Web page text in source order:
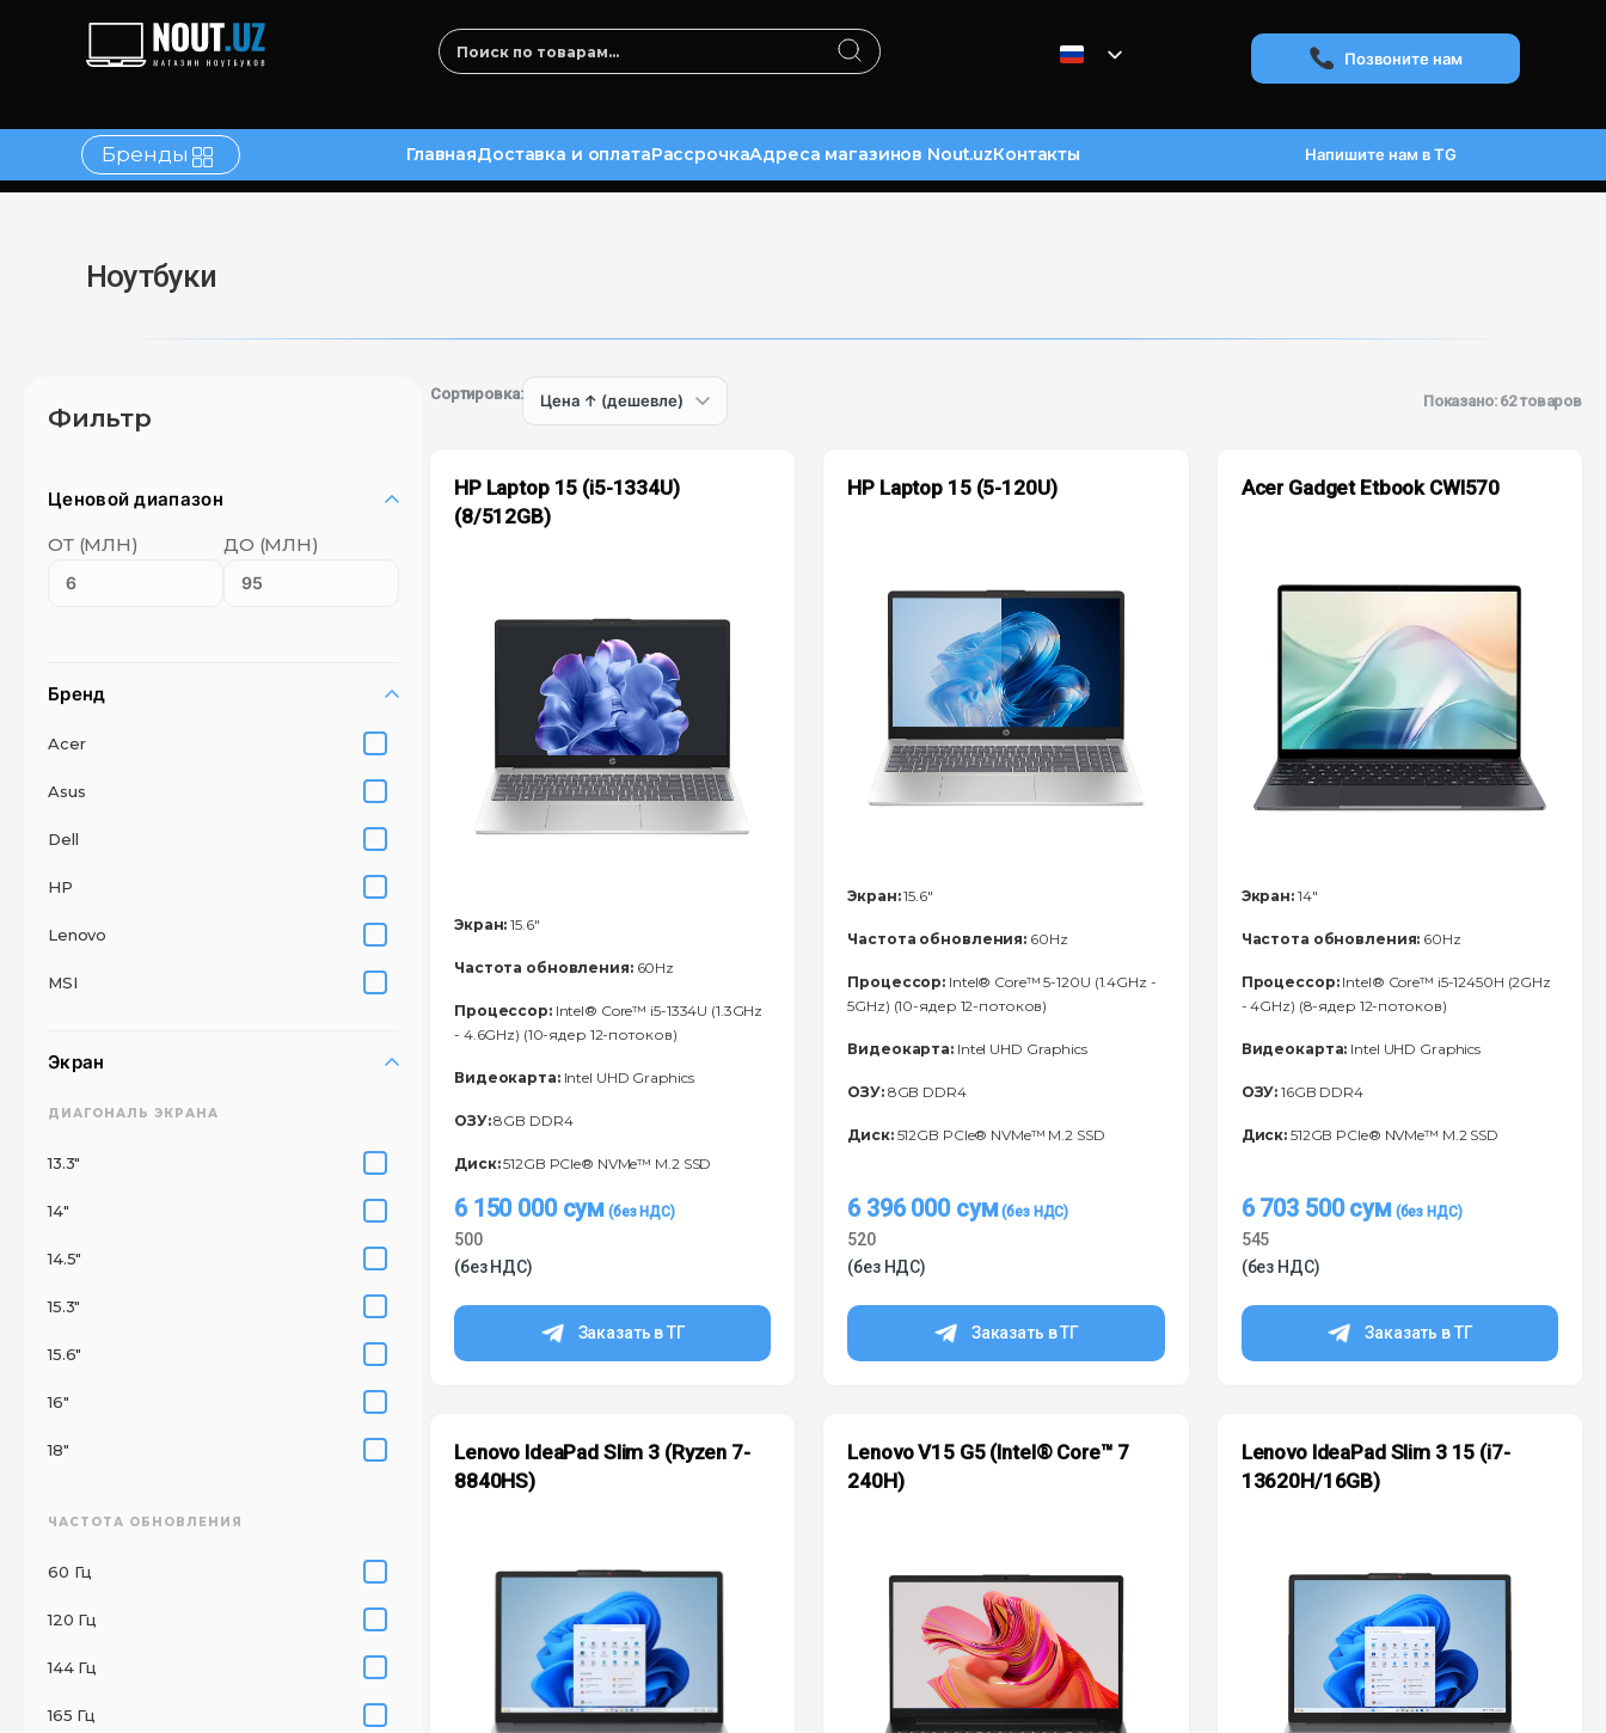
Позвоните нам
Бренды ГлавнаяДоставка и оплатаРассрочкаАдреса магазинов Nout.uzКонтакты Напишите нам в TG
Ноутбуки
Фильтр
Ценовой диапазон
ОТ (МЛН)
ДО (МЛН)
Бренд
Acer
Asus
Dell
HP
Lenovo
MSI
Экран
ДИАГОНАЛЬ ЭКРАНА
13.3"
14"
14.5"
15.3"
15.6"
16"
18"
ЧАСТОТА ОБНОВЛЕНИЯ
60 Гц
120 Гц
144 Гц
165 Гц
Сортировка: Показано: 62 товаров
HP Laptop 15 (i5-1334U)
(8/512GB)
Экран: 15.6"
Частота обновления:60Hz
Процессор:Intel® Core™ i5-1334U (1.3GHz
- 4.6GHz) (10-ядер 12-потоков)
Видеокарта:Intel UHD Graphics
ОЗУ:8GB DDR4
Диск:512GB PCIe® NVMe™ M.2 SSD
6 150 000 сум
500
(без НДС)
Заказать в ТГ
HP Laptop 15 (5-120U)
Экран:15.6"
Частота обновления: 60Hz
Процессор: Intel® Core™ 5-120U (1.4GHz -
5GHz) (10-ядер 12-потоков)
Видеокарта: Intel UHD Graphics
ОЗУ:8GB DDR4
Диск:512GB PCIe® NVMe™ M.2 SSD
6 396 000 сум
520
(без НДС)
Заказать в ТГ
Acer Gadget Etbook CWI570
Экран:14"
Частота обновления: 60Hz
Процессор:Intel® Core™ i5-12450H (2GHz
- 4GHz) (8-ядер 12-потоков)
Видеокарта: Intel UHD Graphics
ОЗУ: 16GB DDR4
Диск: 512GB PCIe® NVMe™ M.2 SSD
6 703 500сум
545
(без НДС)
Заказать в ТГ
Lenovo IdeaPad Slim 3 (Ryzen 7-
8840HS)
Lenovo V15 G5 (Intel® Core™ 7
240H)
Lenovo IdeaPad Slim 3 15 (i7-
13620H/16GB)